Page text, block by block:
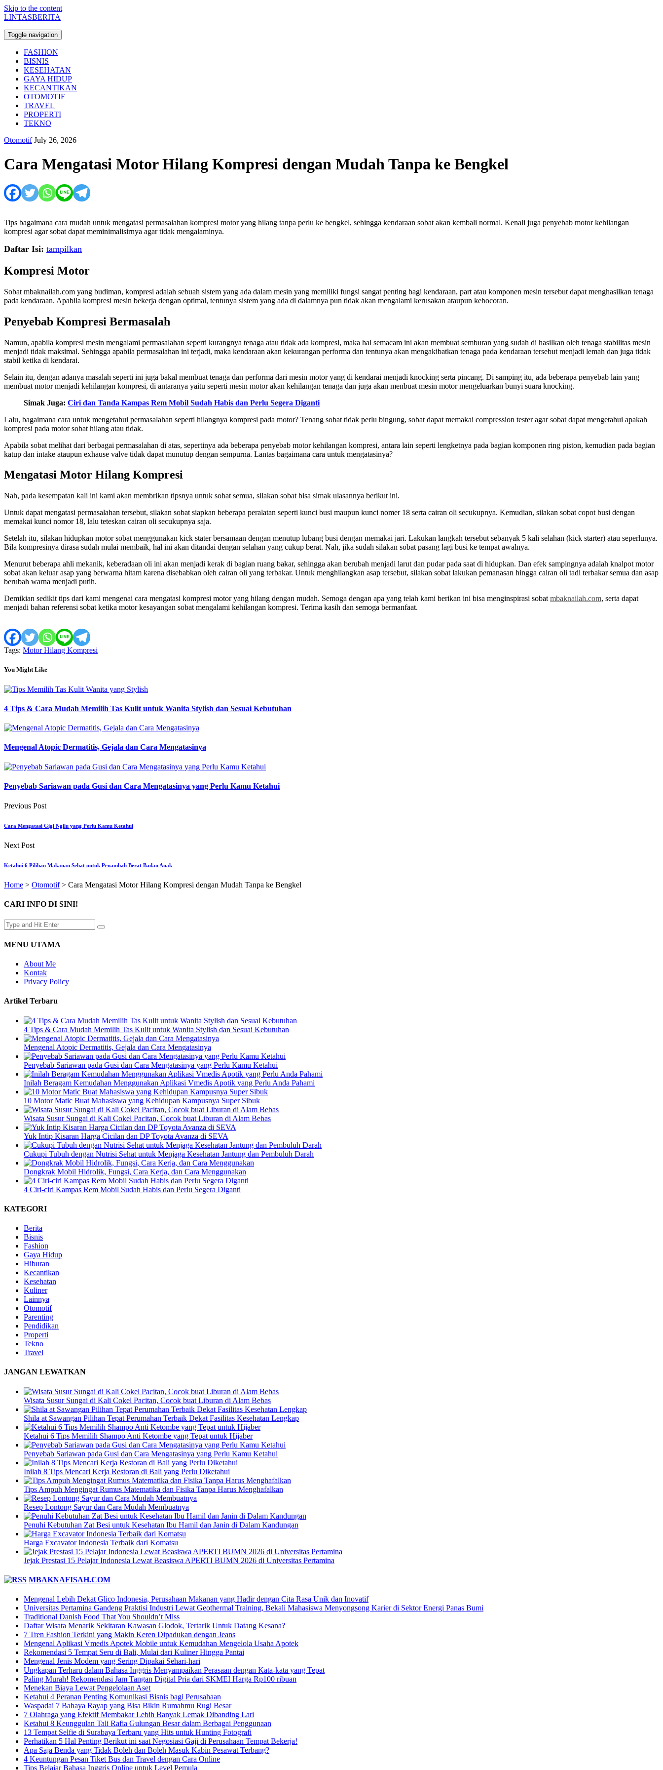
Skip to the content
LINTASBERITA
Toggle navigation
FASHION
BISNIS
KESEHATAN
GAYA HIDUP
KECANTIKAN
OTOMOTIF
TRAVEL
PROPERTI
TEKNO
Otomotif July 26, 2026
Cara Mengatasi Motor Hilang Kompresi dengan Mudah Tanpa ke Bengkel
Tips bagaimana cara mudah untuk mengatasi permasalahan kompresi motor yang hilang tanpa perlu ke bengkel, sehingga kendaraan sobat akan kembali normal. Kenali juga penyebab motor kehilangan
kompresi agar sobat dapat meminimalisirnya agar tidak mengalaminya.
Daftar Isi: tampilkan
Kompresi Motor
Sobat mbaknailah.com yang budiman, kompresi adalah sebuah sistem yang ada dalam mesin yang memiliki fungsi sangat penting bagi kendaraan, part atau komponen mesin tersebut dapat menghasilkan tenaga
pada kendaraan. Apabila kompresi mesin bekerja dengan optimal, tentunya sistem yang ada di dalamnya pun tidak akan mengalami kerusakan ataupun kebocoran.
Penyebab Kompresi Bermasalah
Namun, apabila kompresi mesin mengalami permasalahan seperti kurangnya tenaga atau tidak ada kompresi, maka hal semacam ini akan membuat semburan yang sudah di hasilkan oleh tenaga stabilitas mesin
menjadi tidak maksimal. Sehingga apabila permasalahan ini terjadi, maka kendaraan akan kekurangan performa dan tentunya akan mengakibatkan tenaga pada kendaraan tersebut menjadi lemah dan juga tidak
stabil ketika di kendarai.
Selain itu, dengan adanya masalah seperti ini juga bakal membuat tenaga dan performa dari mesin motor yang di kendarai menjadi knocking serta pincang. Di samping itu, ada beberapa penyebab lain yang
membuat motor menjadi kehilangan kompresi, di antaranya yaitu seperti mesin motor akan kehilangan tenaga dan juga akan menbuat mesin motor mengeluarkan bunyi suara knocking.
Simak Juga: Ciri dan Tanda Kampas Rem Mobil Sudah Habis dan Perlu Segera Diganti
Lalu, bagaimana cara untuk mengetahui permasalahan seperti hilangnya kompresi pada motor? Tenang sobat tidak perlu bingung, sobat dapat memakai compression tester agar sobat dapat mengetahui apakah
kompresi pada motor sobat hilang atau tidak.
Apabila sobat melihat dari berbagai permasalahan di atas, sepertinya ada beberapa penyebab motor kehilangan kompresi, antara lain seperti lengketnya pada bagian komponen ring piston, kemudian pada bagian
katup dan intake ataupun exhause valve tidak dapat munutup dengan sempurna. Lantas bagaimana cara untuk mengatasinya?
Mengatasi Motor Hilang Kompresi
Nah, pada kesempatan kali ini kami akan membrikan tipsnya untuk sobat semua, silakan sobat bisa simak ulasannya berikut ini.
Untuk dapat mengatasi permasalahan tersebut, silakan sobat siapkan beberapa peralatan seperti kunci busi maupun kunci nomer 18 serta cairan oli secukupnya. Kemudian, silakan sobat copot busi dengan
memakai kunci nomor 18, lalu teteskan cairan oli secukupnya saja.
Setelah itu, silakan hidupkan motor sobat menggunakan kick stater bersamaan dengan menutup lubang busi dengan memakai jari. Lakukan langkah tersebut sebanyak 5 kali selahan (kick starter) atau seperlunya.
Bila kompresinya dirasa sudah mulai membaik, hal ini akan ditandai dengan selahan yang cukup berat. Nah, jika sudah silakan sobat pasang lagi busi ke tempat awalnya.
Menurut beberapa ahli mekanik, keberadaan oli ini akan menjadi kerak di bagian ruang bakar, sehingga akan berubah menjadi larut dan pudar pada saat di hidupkan. Dan efek sampingnya adalah knalpot motor
sobat akan keluar asap yang berwarna hitam karena disebabkan oleh cairan oli yang terbakar. Untuk menghilangkan asap tersebut, silakan sobat lakukan pemanasan hingga cairan oli tadi terbakar semua dan asap
berubah warna menjadi putih.
Demikian sedikit tips dari kami mengenai cara mengatasi kompresi motor yang hilang dengan mudah. Semoga dengan apa yang telah kami berikan ini bisa menginspirasi sobat mbaknailah.com, serta dapat
menjadi bahan referensi sobat ketika motor kesayangan sobat mengalami kehilangan kompresi. Terima kasih dan semoga bermanfaat.
Tags: Motor Hilang Kompresi
You Might Like
4 Tips & Cara Mudah Memilih Tas Kulit untuk Wanita Stylish dan Sesuai Kebutuhan
Mengenal Atopic Dermatitis, Gejala dan Cara Mengatasinya
Penyebab Sariawan pada Gusi dan Cara Mengatasinya yang Perlu Kamu Ketahui
Previous Post
Cara Mengatasi Gigi Ngilu yang Perlu Kamu Ketahui
Next Post
Ketahui 6 Pilihan Makanan Sehat untuk Penambah Berat Badan Anak
Home > Otomotif> Cara Mengatasi Motor Hilang Kompresi dengan Mudah Tanpa ke Bengkel
CARI INFO DI SINI!
MENU UTAMA
About Me
Kontak
Privacy Policy
Artikel Terbaru
4 Tips & Cara Mudah Memilih Tas Kulit untuk Wanita Stylish dan Sesuai Kebutuhan
Mengenal Atopic Dermatitis, Gejala dan Cara Mengatasinya
Penyebab Sariawan pada Gusi dan Cara Mengatasinya yang Perlu Kamu Ketahui
Inilah Beragam Kemudahan Menggunakan Aplikasi Vmedis Apotik yang Perlu Anda Pahami
10 Motor Matic Buat Mahasiswa yang Kehidupan Kampusnya Super Sibuk
Wisata Susur Sungai di Kali Cokel Pacitan, Cocok buat Liburan di Alam Bebas
Yuk Intip Kisaran Harga Cicilan dan DP Toyota Avanza di SEVA
Cukupi Tubuh dengan Nutrisi Sehat untuk Menjaga Kesehatan Jantung dan Pembuluh Darah
Dongkrak Mobil Hidrolik, Fungsi, Cara Kerja, dan Cara Menggunakan
4 Ciri-ciri Kampas Rem Mobil Sudah Habis dan Perlu Segera Diganti
KATEGORI
Berita
Bisnis
Fashion
Gaya Hidup
Hiburan
Kecantikan
Kesehatan
Kuliner
Lainnya
Otomotif
Parenting
Pendidikan
Properti
Tekno
Travel
JANGAN LEWATKAN
Wisata Susur Sungai di Kali Cokel Pacitan, Cocok buat Liburan di Alam Bebas
Shila at Sawangan Pilihan Tepat Perumahan Terbaik Dekat Fasilitas Kesehatan Lengkap
Ketahui 6 Tips Memilih Shampo Anti Ketombe yang Tepat untuk Hijaber
Penyebab Sariawan pada Gusi dan Cara Mengatasinya yang Perlu Kamu Ketahui
Inilah 8 Tips Mencari Kerja Restoran di Bali yang Perlu Diketahui
Tips Ampuh Mengingat Rumus Matematika dan Fisika Tanpa Harus Menghafalkan
Resep Lontong Sayur dan Cara Mudah Membuatnya
Penuhi Kebutuhan Zat Besi untuk Kesehatan Ibu Hamil dan Janin di Dalam Kandungan
Harga Excavator Indonesia Terbaik dari Komatsu
Jejak Prestasi 15 Pelajar Indonesia Lewat Beasiswa APERTI BUMN 2026 di Universitas Pertamina
MBAKNAFISAH.COM
Mengenal Lebih Dekat Glico Indonesia, Perusahaan Makanan yang Hadir dengan Cita Rasa Unik dan Inovatif
Universitas Pertamina Gandeng Praktisi Industri Lewat Geothermal Training, Bekali Mahasiswa Menyongsong Karier di Sektor Energi Panas Bumi
Traditional Danish Food That You Shouldn’t Miss
Daftar Wisata Menarik Sekitaran Kawasan Glodok, Tertarik Untuk Datang Kesana?
7 Tren Fashion Terkini yang Makin Keren Dipadukan dengan Jeans
Mengenal Aplikasi Vmedis Apotek Mobile untuk Kemudahan Mengelola Usaha Apotek
Rekomendasi 5 Tempat Seru di Bali, Mulai dari Kuliner Hingga Pantai
Mengenal Jenis Modem yang Sering Dipakai Sehari-hari
Ungkapan Terharu dalam Bahasa Inggris Menyampaikan Perasaan dengan Kata-kata yang Tepat
Paling Murah! Rekomendasi Jam Tangan Digital Pria dari SKMEI Harga Rp100 ribuan
Menekan Biaya Lewat Pengelolaan Aset
Ketahui 4 Peranan Penting Komunikasi Bisnis bagi Perusahaan
Waspadai 7 Bahaya Rayap yang Bisa Bikin Rumahmu Rugi Besar
7 Olahraga yang Efektif Membakar Lebih Banyak Lemak Dibanding Lari
Ketahui 8 Keunggulan Tali Rafia Gulungan Besar dalam Berbagai Penggunaan
13 Tempat Selfie di Surabaya Terbaru yang Hits untuk Hunting Fotografi
Perhatikan 5 Hal Penting Berikut ini saat Negosiasi Gaji di Perusahaan Tempat Bekerja!
Apa Saja Benda yang Tidak Boleh dan Boleh Masuk Kabin Pesawat Terbang?
4 Keuntungan Pesan Tiket Bus dan Travel dengan Cara Online
Tips Belajar Bahasa Inggris Online untuk Level Pemula